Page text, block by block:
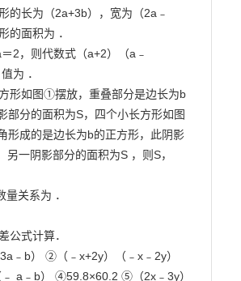
的长为（2a+3b），宽为（2a﹣
的面积为 ．
2，则代数式（a+2）（a﹣
为 ．
形如图①摆放，重叠部分是边长为b
部分的面积为S，四个小长方形如图
形成的是边长为b的正方形，此阴影
另一阴影部分的面积为S ，则S，
关系为 ．
公式计算．
） ②（﹣x+2y）（﹣x﹣2y）
a﹣b） ④59.8×60.2 ⑤（2x﹣3y）